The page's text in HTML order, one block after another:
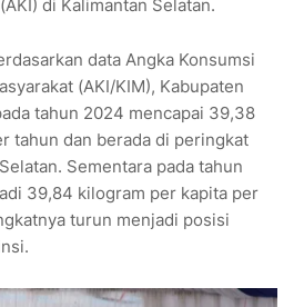
di Kalimantan Selatan.
data Angka Konsumsi
(AKI/KIM), Kabupaten
tahun 2024 mencapai 39,38
tahun dan berada di peringkat
Sementara pada tahun
39,84 kilogram per kapita per
turun menjadi posisi